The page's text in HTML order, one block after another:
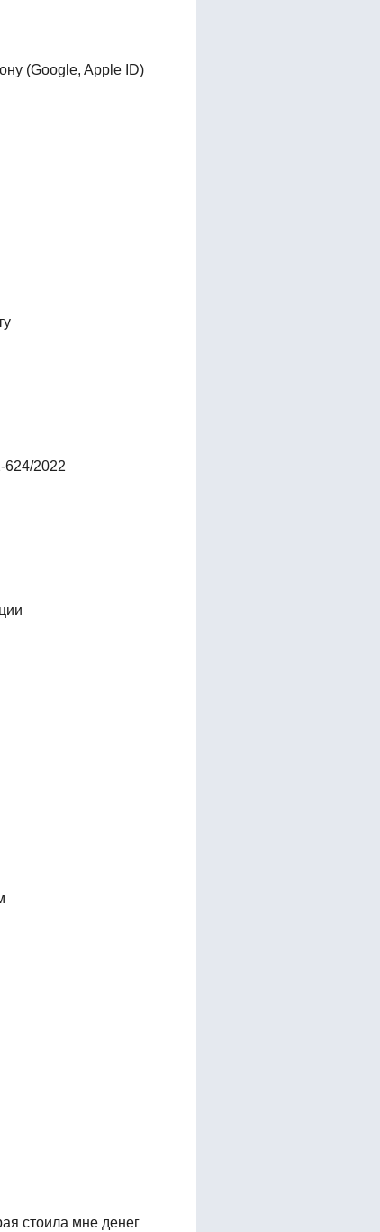
(Google, Apple ID)
624/2022
стоила мне денег